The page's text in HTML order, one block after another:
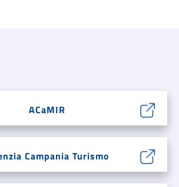
ACaMIR
Campania Turismo